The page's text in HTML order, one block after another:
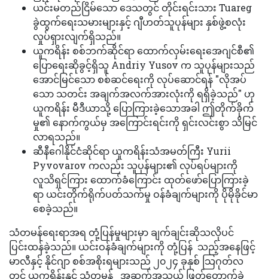
ယင်းမတည်ငြိမ်သော ဒေသတွင် တိုင်းရင်းသား Tuareg
ခွဲထွက်ရေးသမားများနှင့် ဂျီဟတ်သူပုန်များ နှစ်ဖွဲ့စလုံး
လှုပ်ရှားလျက်ရှိသည်။
ယူကရိန်း စစ်ဘက်ဆိုင်ရာ ထောက်လှမ်းရေးအေဂျင်စီ၏
ပြောရေးဆိုခွင့်ရှိသူ Andriy Yusov က သူပုန်များသည်
အောင်မြင်သော စစ်ဆင်ရေးကို လုပ်ဆောင်ရန် "လိုအပ်
သော သတင်း အချက်အလက်အားလုံးကို ရရှိခဲ့သည်" ဟု
ယူကရိန်း မီဒီယာသို့ ပြောကြားခဲ့သောအခါ ဤတိုက်ခိုက်
မှု၏ နောက်ကွယ်မှ အကြောင်းရင်းကို ရှင်းလင်းစွာ သိမြင်
လာရသည်။
ဆီနီဂေါနိုင်ငံဆိုင်ရာ ယူကရိန်းသံအမတ်ကြီး Yurii
Pyvovarov ကလည်း သူပုန်များ၏ လုပ်ရပ်များကို
လူသိရှင်ကြား ထောက်ခံကြောင်း ထုတ်ဖော်ပြောကြားခဲ့
ရာ ယင်းတိုက်ရိုက်ပတ်သက်မှု ဝန်ခံချက်များကို ပိုမိုခိုင်မာ
စေခဲ့သည်။
သံတမန်ရေးရာအရ တုံ့ပြန်မှုများမှာ ချက်ချင်းဆိုသလိုပင်
ပြင်းထန်ခဲ့သည်။ ယင်းဝန်ခံချက်များကို တုံ့ပြန် သည့်အနေဖြင့်
မာလီနှင့် နိုင်ဂျာ စစ်အစိုးရများသည် ၂၀၂၄ ခုနှစ် သြဂုတ်လ
တွင် ယူကရိန်းနှင့် သံတမန် အဆက်အသွယ် ဖြတ်တောက်ခဲ့